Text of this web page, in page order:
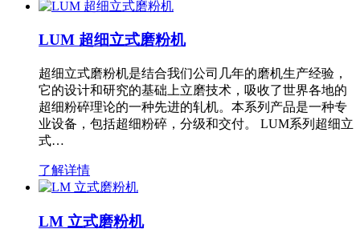
LUM 超细立式磨粉机
超细立式磨粉机是结合我们公司几年的磨机生产经验，
它的设计和研究的基础上立磨技术，吸收了世界各地的
超细粉碎理论的一种先进的轧机。本系列产品是一种专
业设备，包括超细粉碎，分级和交付。 LUM系列超细立
式…
了解详情
LM 立式磨粉机